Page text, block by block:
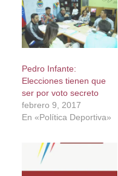
Pedro Infante:
Elecciones tienen que
ser por voto secreto
febrero 9, 2017
En «Política Deportiva»